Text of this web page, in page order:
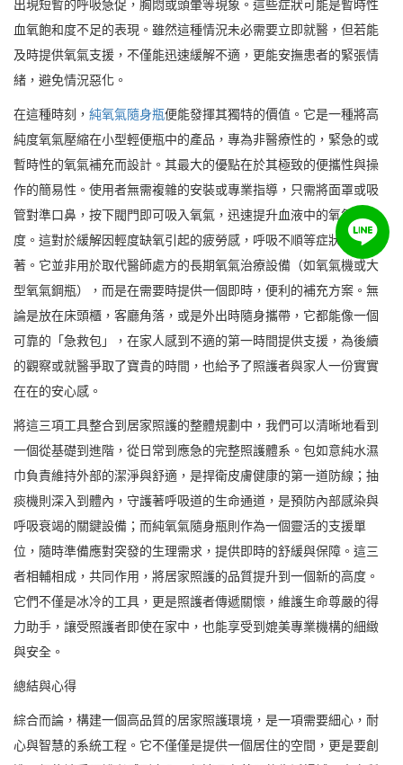
出現短暫的呼吸急促，胸悶或頭暈等現象。這些症狀可能是暫時性
血氧飽和度不足的表現。雖然這種情況未必需要立即就醫，但若能
及時提供氧氣支援，不僅能迅速緩解不適，更能安撫患者的緊張情
緒，避免情況惡化。
在這種時刻， 純氧氣隨身瓶便能發揮其獨特的價值。它是一種將高
純度氧氣壓縮在小型輕便瓶中的產品，專為非醫療性的，緊急的或
暫時性的氧氣補充而設計。其最大的優點在於其極致的便攜性與操
作的簡易性。使用者無需複雜的安裝或專業指導，只需將面罩或吸
管對準口鼻，按下閥門即可吸入氧氣，迅速提升血液中的氧氣濃
度。這對於緩解因輕度缺氧引起的疲勞感，呼吸不順等症狀效果顯
著。它並非用於取代醫師處方的長期氧氣治療設備（如氧氣機或大
型氧氣鋼瓶），而是在需要時提供一個即時，便利的補充方案。無
論是放在床頭櫃，客廳角落，或是外出時隨身攜帶，它都能像一個
可靠的「急救包」，在家人感到不適的第一時間提供支援，為後續
的觀察或就醫爭取了寶貴的時間，也給予了照護者與家人一份實實
在在的安心感。
將這三項工具整合到居家照護的整體規劃中，我們可以清晰地看到
一個從基礎到進階，從日常到應急的完整照護體系。包如意純水濕
巾負責維持外部的潔淨與舒適，是捍衛皮膚健康的第一道防線；抽
痰機則深入到體內，守護著呼吸道的生命通道，是預防內部感染與
呼吸衰竭的關鍵設備；而純氧氣隨身瓶則作為一個靈活的支援單
位，隨時準備應對突發的生理需求，提供即時的舒緩與保障。這三
者相輔相成，共同作用，將居家照護的品質提升到一個新的高度。
它們不僅是冰冷的工具，更是照護者傳遞關懷，維護生命尊嚴的得
力助手，讓受照護者即使在家中，也能享受到媲美專業機構的細緻
與安全。
總結與心得
綜合而論，構建一個高品質的居家照護環境，是一項需要細心，耐
心與智慧的系統工程。它不僅僅是提供一個居住的空間，更是要創